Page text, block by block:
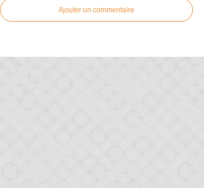
Ajouter un commentaire